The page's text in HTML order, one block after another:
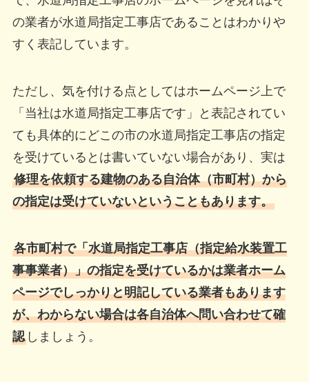
の業者が水道局指定工事店であることはわかりや
すく表記しています。
ただし、気を付ける点としてはホームページ上で
「当社は水道局指定工事店です」と表記されてい
ても具体的にどこの市の水道局指定工事店の指定
を受けているとは書いていない場合があり、実は
修理を依頼する建物のある自治体（市町村）から
の指定は受けていないということもあります。
各市町村で「水道局指定工事店（指定給水装置工
事事業者）」の指定を受けているかは業者ホーム
ページでしっかりと明記している業者もあります
が、わからない場合は各自治体へ問い合わせて確
認しましょう。